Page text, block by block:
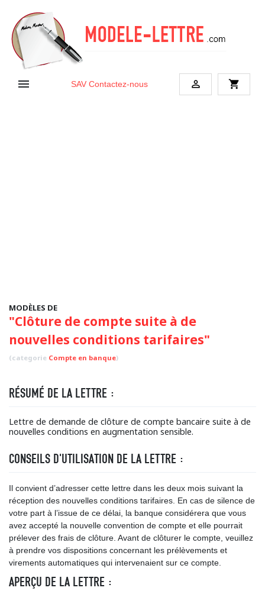
 SAV Contactez-nous  shopping_cart
MODÈLES DE
"Clôture de compte suite à de
nouvelles conditions tarifaires"
(categorie Compte en banque)
RÉSUMÉ DE LA LETTRE :
Lettre de demande de clôture de compte bancaire suite à de
nouvelles conditions en augmentation sensible.
CONSEILS D'UTILISATION DE LA LETTRE :
Il convient d’adresser cette lettre dans les deux mois suivant la
réception des nouvelles conditions tarifaires. En cas de silence de
votre part à l’issue de ce délai, la banque considérera que vous
avez accepté la nouvelle convention de compte et elle pourrait
prélever des frais de clôture. Avant de clôturer le compte, veuillez
à prendre vos dispositions concernant les prélèvements et
virements automatiques qui intervenaient sur ce compte.
APERÇU DE LA LETTRE :